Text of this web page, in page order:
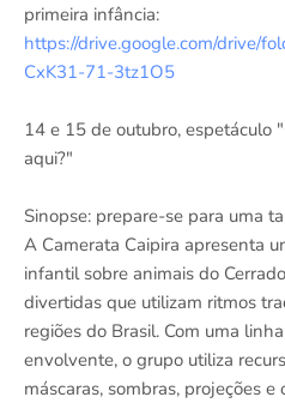
primeira infância:
https://drive.google.com/drive/
CxK31-71-3tz1O5
14 e 15 de outubro, espetáculo
aqui?"
Sinopse: prepare-se para uma
A Camerata Caipira apresenta
infantil sobre animais do
divertidas que utilizam ritmos
regiões do Brasil. Com uma
envolvente, o grupo utiliza
máscaras, sombras, projeções e